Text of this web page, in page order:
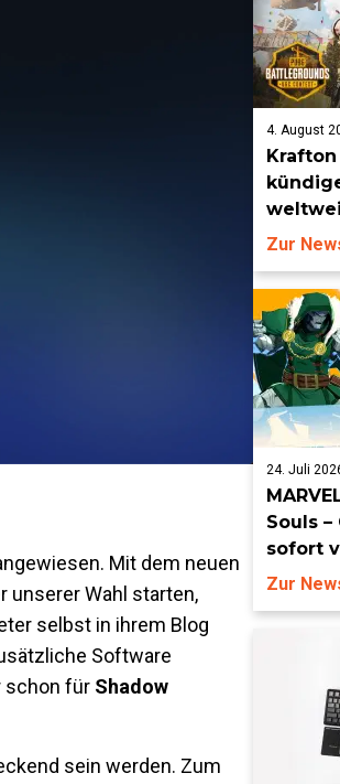
Mit dem neuen
unserer Wahl starten,
selbst in ihrem Blog
Software
schon für Shadow
sein werden. Zum
4. August
Dollar
Zur
24. Juli
Souls
sofort
Zur